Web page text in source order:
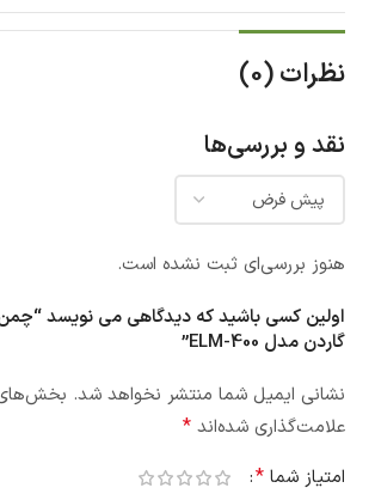
نظرات (0)
نقد و بررسی‌ها
هنوز بررسی‌ای ثبت نشده است.
اولین کسی باشید که دیدگاهی می نویسد
گاردن مدل ELM-400”
نشانی ایمیل شما منتشر نخواهد شد. بخش‌های
علامت‌گذاری شده‌اند *
امتیاز شما *